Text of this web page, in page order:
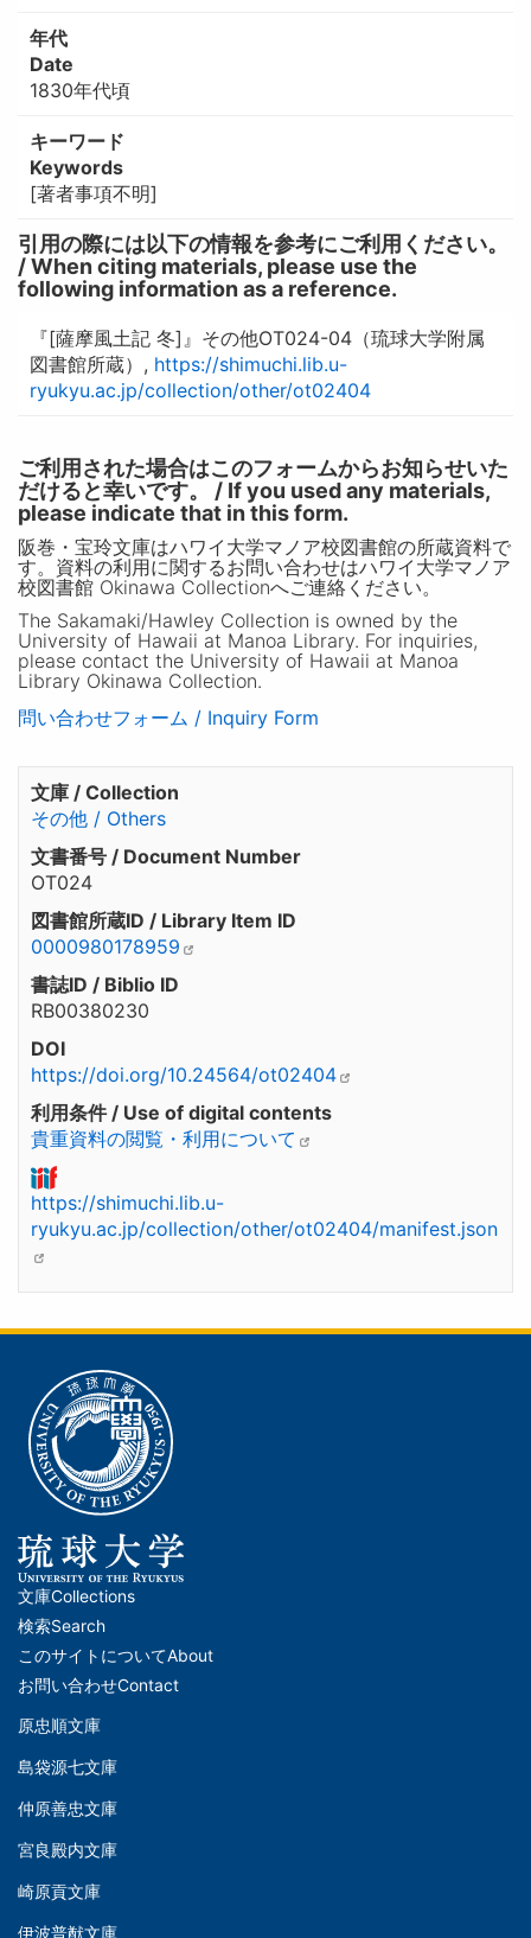
年代
Date
1830年代頃
キーワード
Keywords
[著者事項不明]
引用の際には以下の情報を参考にご利用ください。
/ When citing materials, please use the
following information as a reference.
『[薩摩風土記 冬]』その他OT024-04（琉球大学附属
図書館所蔵）, https://shimuchi.lib.u-
ryukyu.ac.jp/collection/other/ot02404
ご利用された場合はこのフォームからお知らせいた
だけると幸いです。 / If you used any materials,
please indicate that in this form.
阪巻・宝玲文庫はハワイ大学マノア校図書館の所蔵資料で
す。資料の利用に関するお問い合わせはハワイ大学マノア
校図書館 Okinawa Collectionへご連絡ください。
The Sakamaki/Hawley Collection is owned by the
University of Hawaii at Manoa Library. For inquiries,
please contact the University of Hawaii at Manoa
Library Okinawa Collection.
問い合わせフォーム / Inquiry Form
文庫 / Collection
その他 / Others
文書番号 / Document Number
OT024
図書館所蔵ID / Library Item ID
0000980178959
書誌ID / Biblio ID
RB00380230
DOI
https://doi.org/10.24564/ot02404
利用条件 / Use of digital contents
貴重資料の閲覧・利用について
https://shimuchi.lib.u-
ryukyu.ac.jp/collection/other/ot02404/manifest.json
メ
イ
ン
ナ
ビ
ー
シ
ョ
ン
文庫Collections
検索Search
このサイトについてAbout
お問い合わせContact
文
(Left)
原忠順文庫
島袋源七文庫
仲原善忠文庫
文
宮良殿内文庫
崎原貢文庫
伊波普猷文庫